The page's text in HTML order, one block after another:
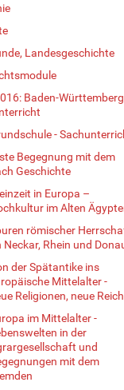
Landesgeschichte
Baden-Württemberg
-
Begegnung mit dem
Geschichte
in Europa –
im Alten
römischer
Neckar, Rhein und
der Spätantike ins
Mittelalter -
Religionen, neue
im Mittelalter -
in der
und
mit dem